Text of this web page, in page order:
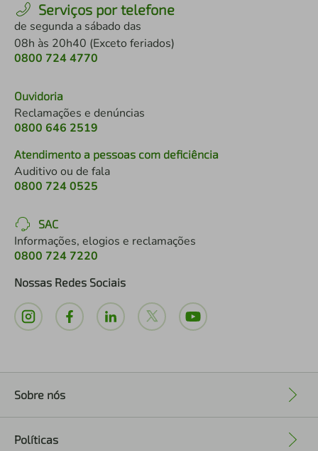
Serviços por telefone
de segunda a sábado das
08h às 20h40 (Exceto feriados)
0800 724 4770
Ouvidoria
Reclamações e denúncias
0800 646 2519
Atendimento a pessoas com deficiência
Auditivo ou de fala
0800 724 0525
SAC
Informações, elogios e reclamações
0800 724 7220
Nossas Redes Sociais
Sobre nós
Políticas